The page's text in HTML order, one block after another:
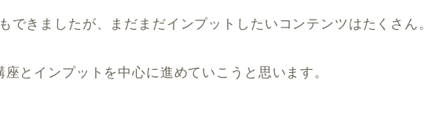
できましたが、まだまだインプットしたいコンテンツはたくさん。
とインプットを中心に進めていこうと思います。